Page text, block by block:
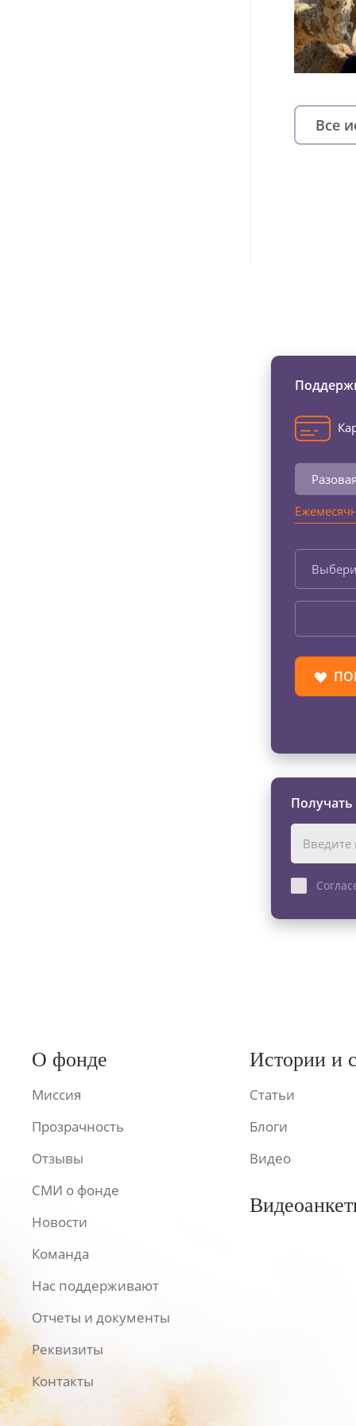
Все
О фонде
Миссия
Прозрачность
Отзывы
СМИ о фонде
Новости
Команда
Нас поддерживают
Отчеты и документы
Реквизиты
Контакты
Истории и
Статьи
Блоги
Видео